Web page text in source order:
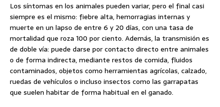
Los síntomas en los animales pueden variar, pero el final casi
siempre es el mismo: fiebre alta, hemorragias internas y
muerte en un lapso de entre 6 y 20 días, con una tasa de
mortalidad que roza 100 por ciento. Además, la transmisión es
de doble vía: puede darse por contacto directo entre animales
o de forma indirecta, mediante restos de comida, fluidos
contaminados, objetos como herramientas agrícolas, calzado,
ruedas de vehículos o incluso insectos como las garrapatas
que suelen habitar de forma habitual en el ganado.